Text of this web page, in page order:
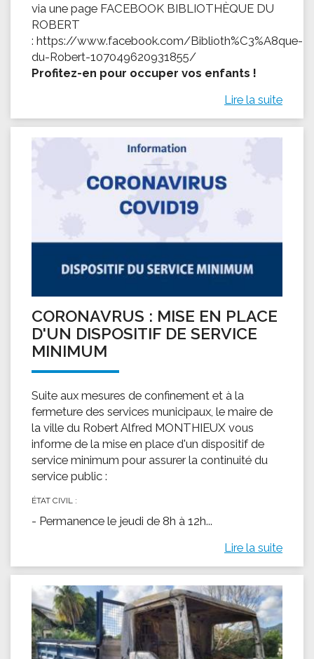
via une page FACEBOOK BIBLIOTHÈQUE DU
ROBERT
: https://www.facebook.com/Biblioth%C3%A8que-
du-Robert-107049620931855/
Profitez-en pour occuper vos enfants !
Lire la suite
CORONAVRUS : MISE EN PLACE
D'UN DISPOSITIF DE SERVICE
MINIMUM
Suite aux mesures de confinement et à la
fermeture des services municipaux, le maire de
la ville du Robert Alfred MONTHIEUX vous
informe de la mise en place d'un dispositif de
service minimum pour assurer la continuité du
service public :
ÉTAT CIVIL :
- Permanence le jeudi de 8h à 12h...
Lire la suite